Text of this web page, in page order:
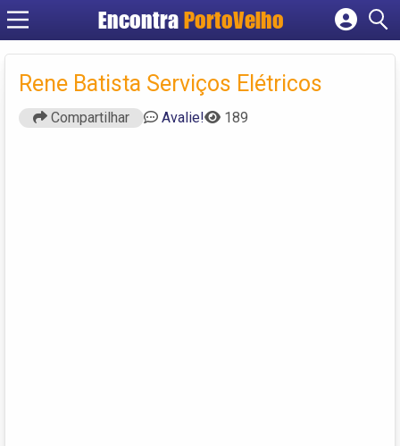
EncontraPortoVelho
Cadastrar empresa
Criar conta
Rene Batista Serviços Elétricos
Compartilhar Avalie! 189